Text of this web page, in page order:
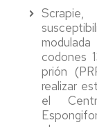
codones
prión
realizar
el